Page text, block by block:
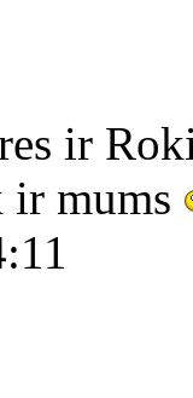
ir
ir mums